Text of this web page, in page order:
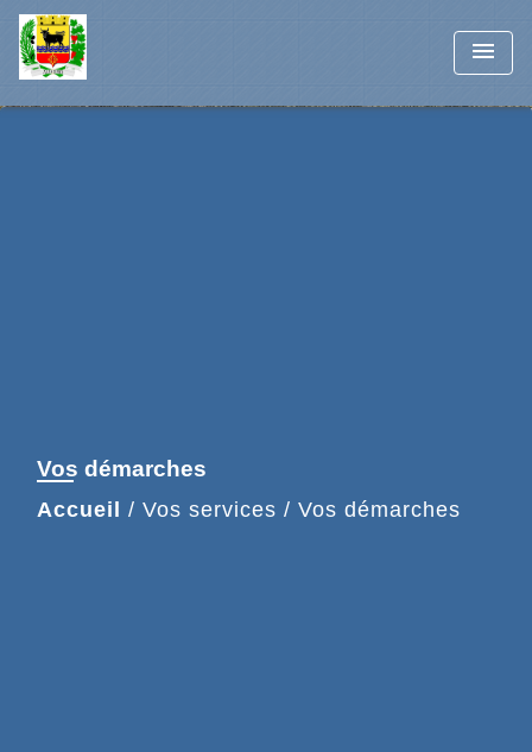
menu
Vos démarches
Accueil / Vos services / Vos démarches